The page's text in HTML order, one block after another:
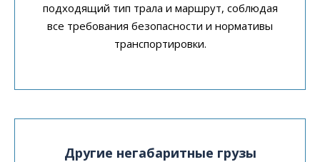
подходящий тип трала и маршрут, соблюдая
все требования безопасности и нормативы
транспортировки.
Другие негабаритные грузы